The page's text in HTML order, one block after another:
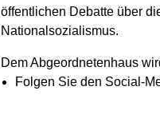
öffentlichen Debatte über
Nationalsozialismus.
Dem Abgeordnetenhaus
Folgen Sie den Social-